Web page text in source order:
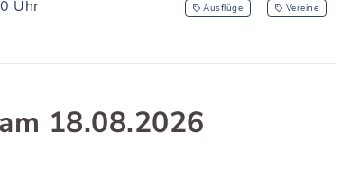
Uhr Ausflüge Vereine
18.08.2026